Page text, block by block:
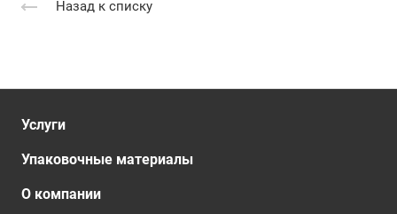
Назад к списку
Услуги
Упаковочные материалы
О компании